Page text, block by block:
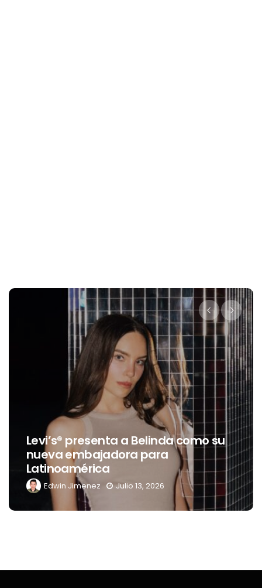
Destino Dos Equis 2026: La gran
celebración sonora que
transformará las noches de Boca
del Río y Mérida
Edwin Jimenez Julio 13, 2026